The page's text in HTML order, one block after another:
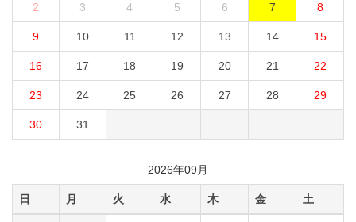
2 3 4 5 6 7 8
9 10 11 12 13 14 15
16 17 18 19 20 21 22
23 24 25 26 27 28 29
30 31
2026年09月
日 月 火 水 木 金 土